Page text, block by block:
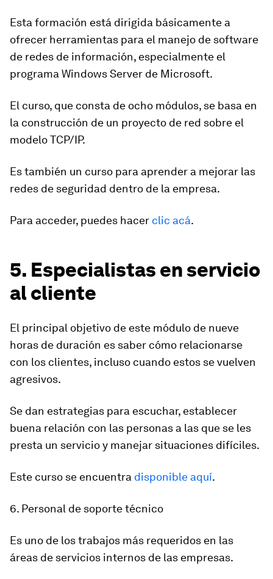
Esta formación está dirigida básicamente a
ofrecer herramientas para el manejo de software
de redes de información, especialmente el
programa Windows Server de Microsoft.
El curso, que consta de ocho módulos, se basa en
la construcción de un proyecto de red sobre el
modelo TCP/IP.
Es también un curso para aprender a mejorar las
redes de seguridad dentro de la empresa.
Para acceder, puedes hacer clic acá.
5. Especialistas en servicio
al cliente
El principal objetivo de este módulo de nueve
horas de duración es saber cómo relacionarse
con los clientes, incluso cuando estos se vuelven
agresivos.
Se dan estrategias para escuchar, establecer
buena relación con las personas a las que se les
presta un servicio y manejar situaciones difíciles.
Este curso se encuentra disponible aquí.
6. Personal de soporte técnico
Es uno de los trabajos más requeridos en las
áreas de servicios internos de las empresas.